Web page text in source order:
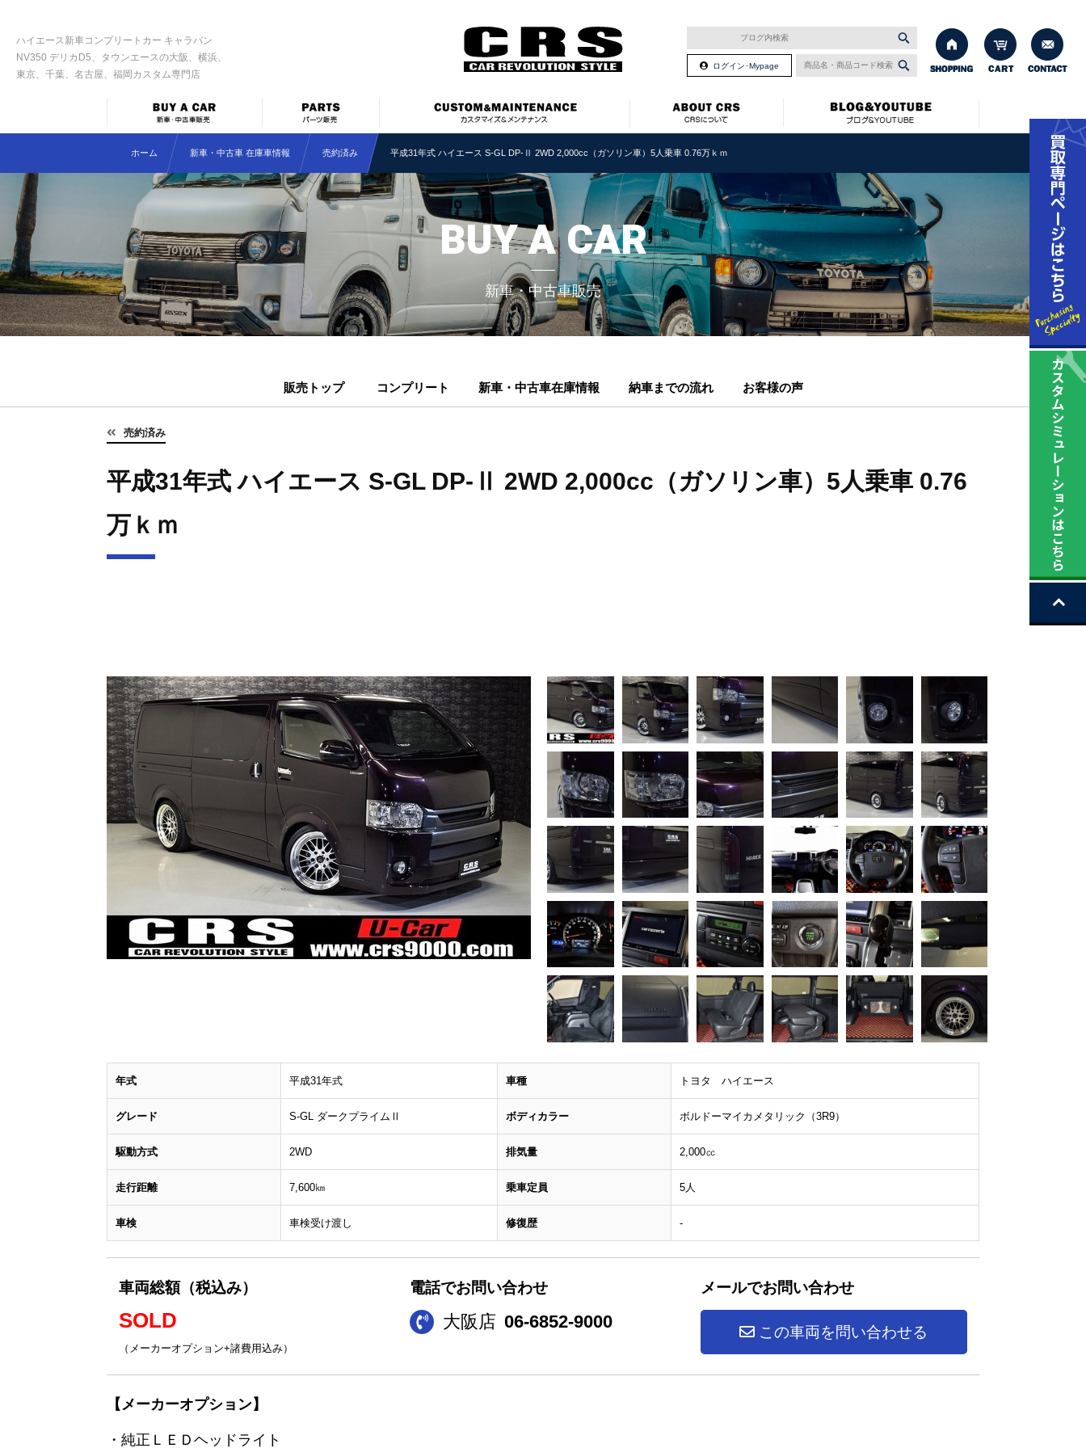
ハイエース新車コンプリートカー キャラバン
NV350 デリカD5、タウンエースの大阪、横浜、
東京、千葉、名古屋、福岡カスタム専門店
ログイン･Mypage
ホーム 新車・中古車 在庫車情報 売約済み 平成31年式 ハイエース S-GL DP-Ⅱ 2WD 2,000cc（ガソリン車）5人乗車 0.76万ｋｍ
BUY A CAR
新車・中古車販売
販売トップ コンプリート 新車・中古車在庫情報 納車までの流れ お客様の声
売約済み
平成31年式 ハイエース S-GL DP-Ⅱ 2WD 2,000cc（ガソリン車）5人乗車 0.76
万ｋｍ
年式 平成31年式 車種 トヨタ ハイエース
グレード S-GL ダークプライムⅡ ボディカラー ボルドーマイカメタリック（3R9）
駆動方式 2WD 排気量 2,000㏄
走行距離 7,600㎞ 乗車定員 5人
車検 車検受け渡し 修復歴 -
車両総額（税込み）
SOLD
（メーカーオプション+諸費用込み）
電話でお問い合わせ
大阪店 06-6852-9000
メールでお問い合わせ
この車両を問い合わせる
【メーカーオプション】
・純正ＬＥＤヘッドライト